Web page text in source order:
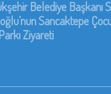
Belediye Başkanı
Sancaktepe
Ziyareti